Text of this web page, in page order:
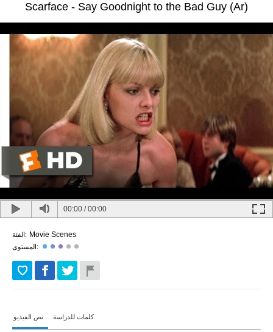
Scarface - Say Goodnight to the Bad Guy (Ar)
00:00 /00:00
الفئة: Movie Scenes
المستوى:
نص الفيديو كلمات للدراسة